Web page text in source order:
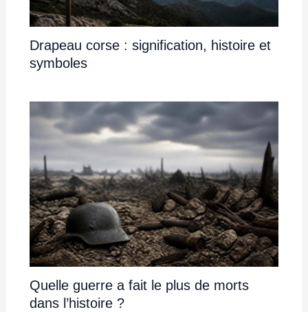
Drapeau corse : signification, histoire et
symboles
Quelle guerre a fait le plus de morts
dans l’histoire ?